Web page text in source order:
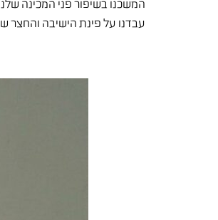
המשכנו בשיפור פני המכינה
עבדנו על פינת הישיבה והחצר